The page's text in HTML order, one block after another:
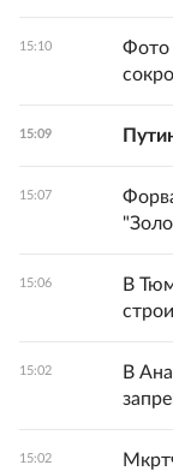
15:10
Фото
15:09
15:07
15:06
В
15:02
В
15:02